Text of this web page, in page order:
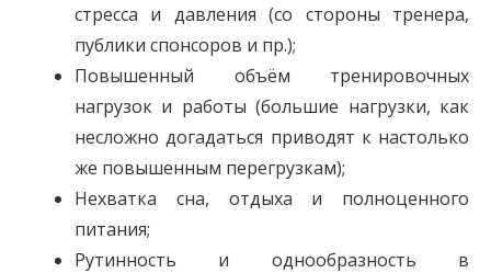
стресса и давления (со стороны тренера,
публики спонсоров и пр.);
Повышенный объём тренировочных
нагрузок и работы (большие нагрузки, как
несложно догадаться приводят к настолько
же повышенным перегрузкам);
Нехватка сна, отдыха и полноценного
питания;
Рутинность и однообразность в